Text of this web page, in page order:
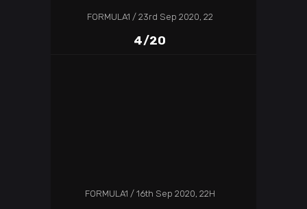
FORMULA1 23rd Sep 2020, 22
4/20
FORMULA1 16th Sep 2020, 22H